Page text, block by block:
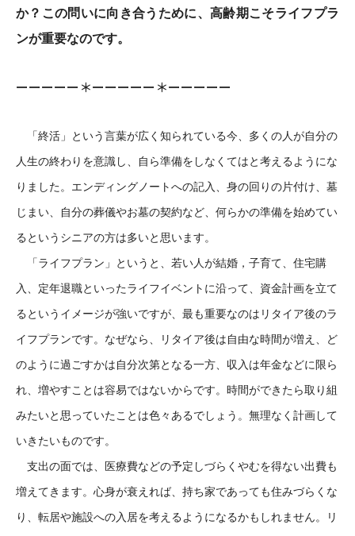
か？この問いに向き合うために、高齢期こそライフプラ
ンが重要なのです。
ーーーーー＊ーーーーー＊ーーーーー
「終活」という言葉が広く知られている今、多くの人が自分の
人生の終わりを意識し、自ら準備をしなくてはと考えるようにな
りました。エンディングノートへの記入、身の回りの片付け、墓
じまい、自分の葬儀やお墓の契約など、何らかの準備を始めてい
るというシニアの方は多いと思います。
「ライフプラン」というと、若い人が結婚，子育て、住宅購
入、定年退職といったライフイベントに沿って、資金計画を立て
るというイメージが強いですが、最も重要なのはリタイア後のラ
イフプランです。なぜなら、リタイア後は自由な時間が増え、ど
のように過ごすかは自分次第となる一方、収入は年金などに限ら
れ、増やすことは容易ではないからです。時間ができたら取り組
みたいと思っていたことは色々あるでしょう。無理なく計画して
いきたいものです。
支出の面では、医療費などの予定しづらくやむを得ない出費も
増えてきます。心身が衰えれば、持ち家であっても住みづらくな
り、転居や施設への入居を考えるようになるかもしれません。リ